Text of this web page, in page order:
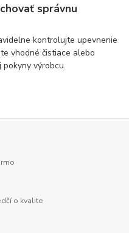
správnu
kontrolujte upevnenie
vhodné čistiace alebo
výrobcu.
o kvalite